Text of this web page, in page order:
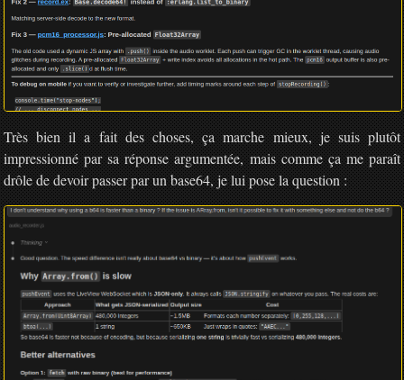
Très bien il a fait des choses, ça marche mieux, je suis plutôt
impressionné par sa réponse argumentée, mais comme ça me paraît
drôle de devoir passer par un base64, je lui pose la question :